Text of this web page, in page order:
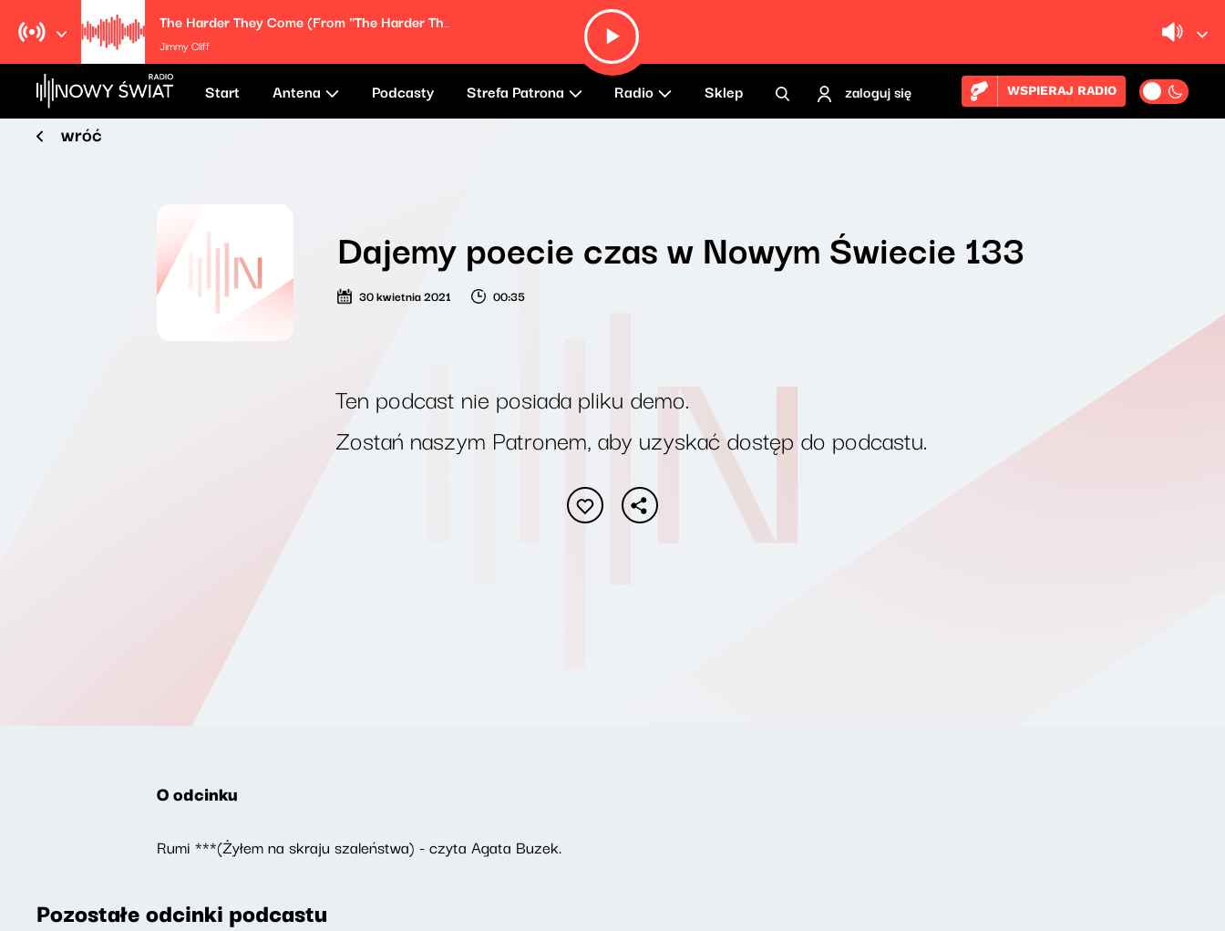
The Harder They Come (From "The Harder They Come" Soundtrack)
Jimmy Cliff
Start Antena Podcasty Strefa Patrona Radio Sklep zaloguj się WSPIERAJ RADIO
wróć
Dajemy poecie czas w Nowym Świecie 133
30 kwietnia 2021 00:35
Ten podcast nie posiada pliku demo.
Zostań naszym Patronem, aby uzyskać dostęp do podcastu.
O odcinku
Rumi ***(Żyłem na skraju szaleństwa) - czyta Agata Buzek.
Pozostałe odcinki podcastu